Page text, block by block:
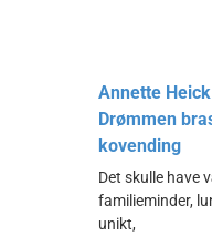
Annette
Drømmen
kovending
Det skulle have
familieminder,
unikt,